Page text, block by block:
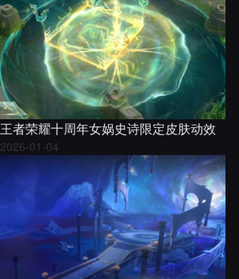
王者荣耀十周年女娲史诗限定皮肤动效
2026-01-04